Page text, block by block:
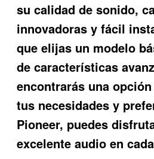
su calidad de sonido,
innovadoras y fácil
que elijas un modelo
de características
encontrarás una
tus necesidades y
Pioneer, puedes
excelente audio en